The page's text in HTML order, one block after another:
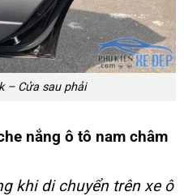
– Cửa sau phải
nắng ô tô nam châm
khi di chuyển trên xe ô